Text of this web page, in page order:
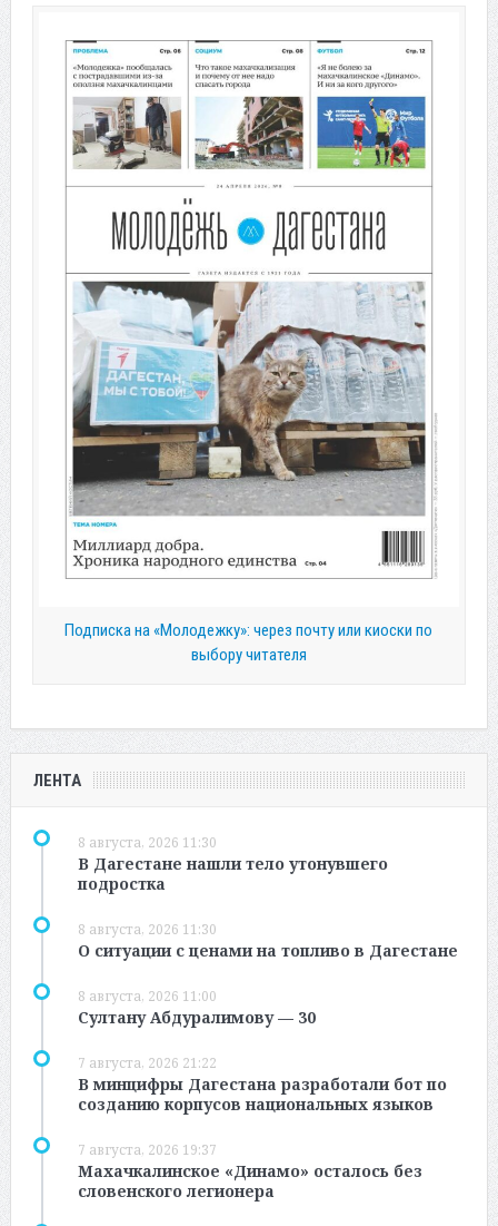
Подписка на «Молодежку»: через почту или киоски по
выбору читателя
ЛЕНТА
8 августа, 2026 11:30
В Дагестане нашли тело утонувшего
подростка
8 августа, 2026 11:30
О ситуации с ценами на топливо в Дагестане
8 августа, 2026 11:00
Султану Абдуралимову — 30
7 августа, 2026 21:22
В минцифры Дагестана разработали бот по
созданию корпусов национальных языков
7 августа, 2026 19:37
Махачкалинское «Динамо» осталось без
словенского легионера